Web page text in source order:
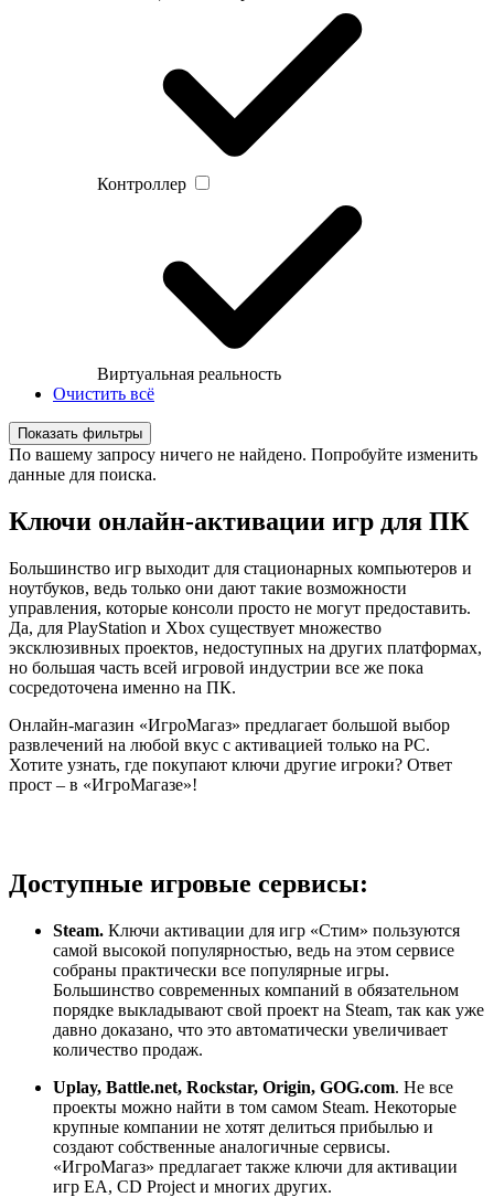
Контроллер
Виртуальная реальность
Очистить всё
Показать фильтры
По вашему запросу ничего не найдено. Попробуйте изменить
данные для поиска.
Ключи онлайн-активации игр для ПК
Большинство игр выходит для стационарных компьютеров и
ноутбуков, ведь только они дают такие возможности
управления, которые консоли просто не могут предоставить.
Да, для PlayStation и Xbox существует множество
эксклюзивных проектов, недоступных на других платформах,
но большая часть всей игровой индустрии все же пока
сосредоточена именно на ПК.
Онлайн-магазин «ИгроМагаз» предлагает большой выбор
развлечений на любой вкус с активацией только на PC.
Хотите узнать, где покупают ключи другие игроки? Ответ
прост – в «ИгроМагазе»!
Доступные игровые сервисы:
Steam. Ключи активации для игр «Стим» пользуются
самой высокой популярностью, ведь на этом сервисе
собраны практически все популярные игры.
Большинство современных компаний в обязательном
порядке выкладывают свой проект на Steam, так как уже
давно доказано, что это автоматически увеличивает
количество продаж.
Uplay, Battle.net, Rockstar, Origin, GOG.com. Не все
проекты можно найти в том самом Steam. Некоторые
крупные компании не хотят делиться прибылью и
создают собственные аналогичные сервисы.
«ИгроМагаз» предлагает также ключи для активации
игр EA, CD Project и многих других.